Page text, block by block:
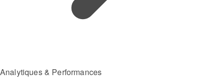
Analytiques & Performances